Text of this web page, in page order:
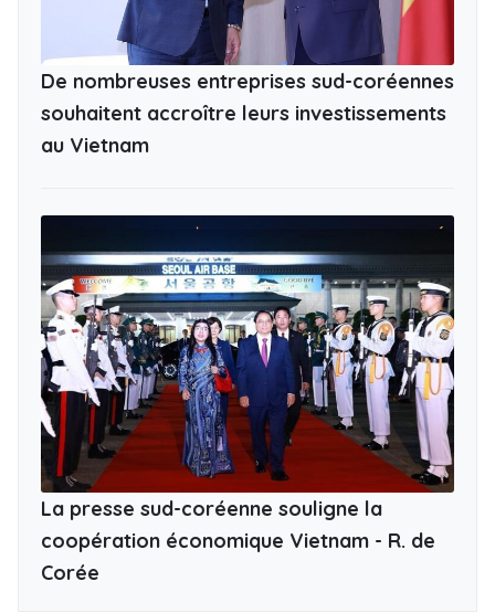
De nombreuses entreprises sud-coréennes
souhaitent accroître leurs investissements
au Vietnam
La presse sud-coréenne souligne la
coopération économique Vietnam - R. de
Corée